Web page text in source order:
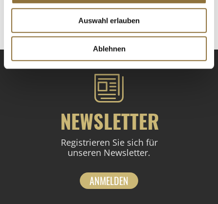
Auswahl erlauben
Ablehnen
NEWSLETTER
Registrieren Sie sich für
unseren Newsletter.
ANMELDEN